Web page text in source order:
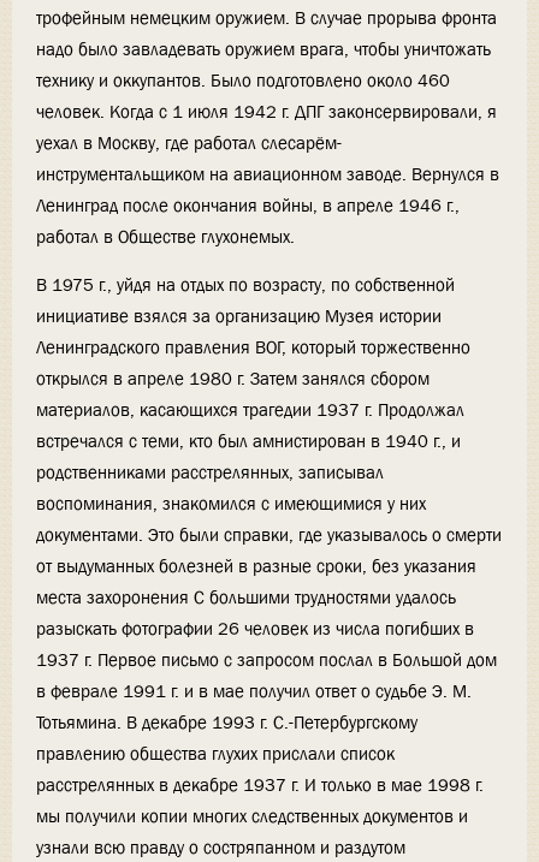
трофейным немецким оружием. В случае прорыва фронта
надо было завладевать оружием врага, чтобы уничтожать
технику и оккупантов. Было подготовлено около 460
человек. Когда с 1 июля 1942 г. ДПГ законсервировали, я
уехал в Москву, где работал слесарём-
инструментальщиком на авиационном заводе. Вернулся в
Ленинград после окончания войны, в апреле 1946 г.,
работал в Обществе глухонемых.
В 1975 г., уйдя на отдых по возрасту, по собственной
инициативе взялся за организацию Музея истории
Ленинградского правления ВОГ, который торжественно
открылся в апреле 1980 г. Затем занялся сбором
материалов, касающихся трагедии 1937 г. Продолжал
встречался с теми, кто был амнистирован в 1940 г., и
родственниками расстрелянных, записывал
воспоминания, знакомился с имеющимися у них
документами. Это были справки, где указывалось о смерти
от выдуманных болезней в разные сроки, без указания
места захоронения С большими трудностями удалось
разыскать фотографии 26 человек из числа погибших в
1937 г. Первое письмо с запросом послал в Большой дом
в феврале 1991 г. и в мае получил ответ о судьбе Э. М.
Тотьямина. В декабре 1993 г. С.-Петербургскому
правлению общества глухих прислали список
расстрелянных в декабре 1937 г. И только в мае 1998 г.
мы получили копии многих следственных документов и
узнали всю правду о состряпанном и раздутом